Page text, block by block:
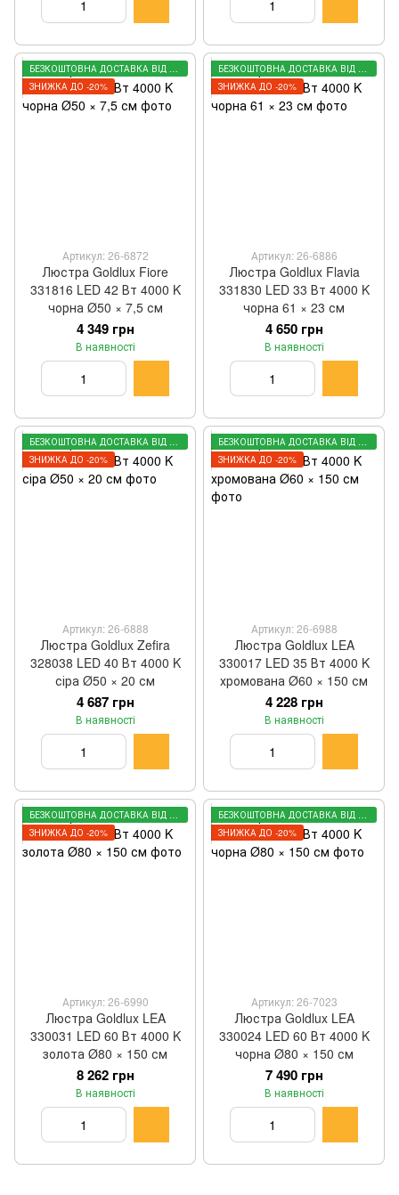
БЕЗКОШТОВНА ДОСТАВКА ВІД 3000 ГРН
ЗНИЖКА ДО -20%
Артикул: 26-6872
Люстра Goldlux Fiore
331816 LED 42 Вт 4000 K
чорна Ø50 × 7,5 см
4 349 грн
В наявності
БЕЗКОШТОВНА ДОСТАВКА ВІД 3000 ГРН
ЗНИЖКА ДО -20%
Артикул: 26-6886
Люстра Goldlux Flavia
331830 LED 33 Вт 4000 K
чорна 61 × 23 см
4 650 грн
В наявності
БЕЗКОШТОВНА ДОСТАВКА ВІД 3000 ГРН
ЗНИЖКА ДО -20%
Артикул: 26-6888
Люстра Goldlux Zefira
328038 LED 40 Вт 4000 K
сіра Ø50 × 20 см
4 687 грн
В наявності
БЕЗКОШТОВНА ДОСТАВКА ВІД 3000 ГРН
ЗНИЖКА ДО -20%
Артикул: 26-6988
Люстра Goldlux LEA
330017 LED 35 Вт 4000 K
хромована Ø60 × 150 см
4 228 грн
В наявності
БЕЗКОШТОВНА ДОСТАВКА ВІД 3000 ГРН
ЗНИЖКА ДО -20%
Артикул: 26-6990
Люстра Goldlux LEA
330031 LED 60 Вт 4000 K
золота Ø80 × 150 см
8 262 грн
В наявності
БЕЗКОШТОВНА ДОСТАВКА ВІД 3000 ГРН
ЗНИЖКА ДО -20%
Артикул: 26-7023
Люстра Goldlux LEA
330024 LED 60 Вт 4000 K
чорна Ø80 × 150 см
7 490 грн
В наявності